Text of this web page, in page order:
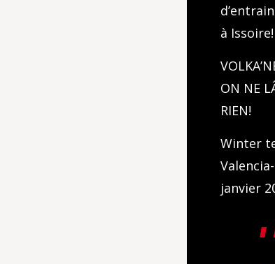
à Issoire!
ON NE
RIEN!
Winter
janvier